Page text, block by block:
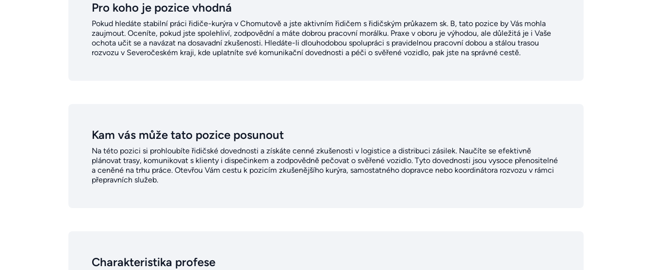
Pro koho je pozice vhodná
Pokud hledáte stabilní práci řidiče-kurýra v Chomutově a jste aktivním řidičem s řidičským průkazem sk. B, tato pozice by Vás mohla
zaujmout. Oceníte, pokud jste spolehliví, zodpovědní a máte dobrou pracovní morálku. Praxe v oboru je výhodou, ale důležitá je i Vaše
ochota učit se a navázat na dosavadní zkušenosti. Hledáte-li dlouhodobou spolupráci s pravidelnou pracovní dobou a stálou trasou
rozvozu v Severočeském kraji, kde uplatníte své komunikační dovednosti a péči o svěřené vozidlo, pak jste na správné cestě.
Kam vás může tato pozice posunout
Na této pozici si prohloubíte řidičské dovednosti a získáte cenné zkušenosti v logistice a distribuci zásilek. Naučíte se efektivně
plánovat trasy, komunikovat s klienty i dispečinkem a zodpovědně pečovat o svěřené vozidlo. Tyto dovednosti jsou vysoce přenositelné
a ceněné na trhu práce. Otevřou Vám cestu k pozicím zkušenějšího kurýra, samostatného dopravce nebo koordinátora rozvozu v rámci
přepravních služeb.
Charakteristika profese